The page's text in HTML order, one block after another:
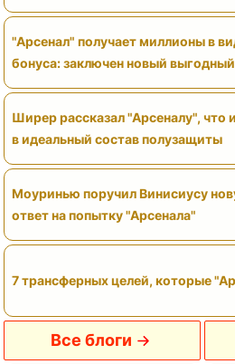
"Арсенал" получает миллионы в
бонуса: заключен новый
Ширер рассказал "Арсеналу", что
в идеальный состав полузащиты
Моуринью поручил Винисиусу
ответ на попытку "Арсенала"
7 трансферных целей, которые
Все блоги